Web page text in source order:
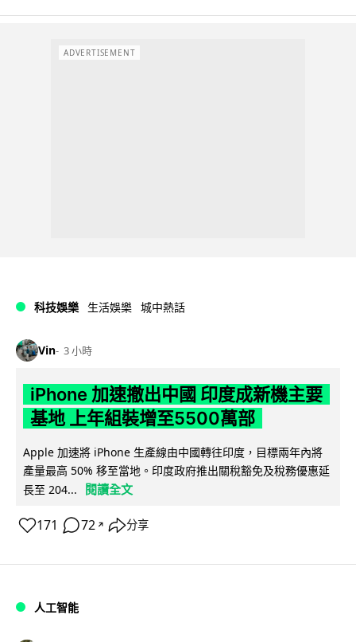
ADVERTISEMENT
科技娛樂 生活娛樂 城中熱話
Vin 3 小時
iPhone 加速撤出中國 印度成新機主要
基地 上年組裝增至5500萬部
Apple 加速將 iPhone 生產線由中國轉往印度，目標兩年內將
產量最高 50% 移至當地。印度政府推出關稅豁免及稅務優惠延
長至 204...
閱讀全文
171 72 ↗ 分享
人工智能